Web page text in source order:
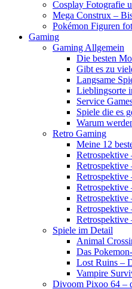
Cosplay Fotografie
Mega Construx –
Pokémon Figuren
Gaming
Gaming Allgemein
Die besten
Gibt es zu
Langsame
Lieblingsorte
Service
Spiele die es
Warum
Retro Gaming
Meine 12
Retrospektive
Retrospektive
Retrospektive
Retrospektive
Retrospektive
Retrospektive
Spiele im Detail
Animal
Das
Lost Ruins –
Vampire
Divoom Pixoo 64 –